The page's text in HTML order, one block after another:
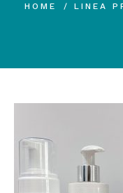
HOME LINEA